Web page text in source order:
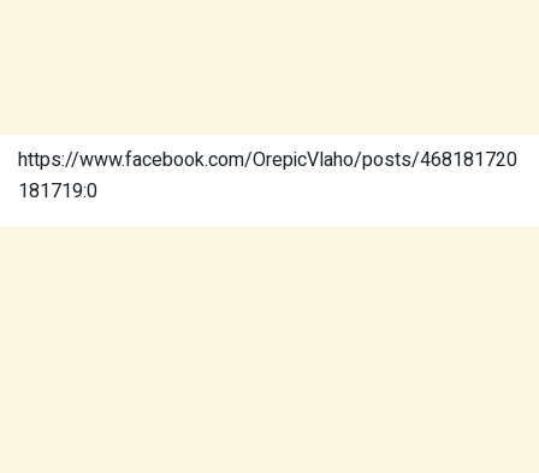
https://www.facebook.com/OrepicVlaho/posts/468181720
181719:0